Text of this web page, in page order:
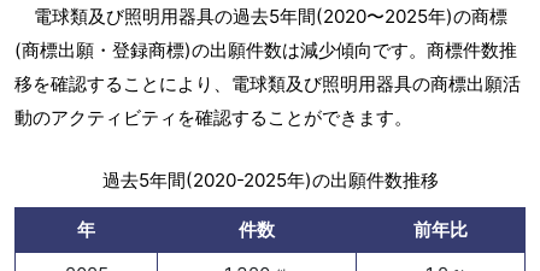
電球類及び照明用器具の過去5年間(2020〜2025年)の商標
(商標出願・登録商標)の出願件数は減少傾向です。商標件数推
移を確認することにより、電球類及び照明用器具の商標出願活
動のアクティビティを確認することができます。
過去5年間(2020-2025年)の出願件数推移
年 件数
前年比